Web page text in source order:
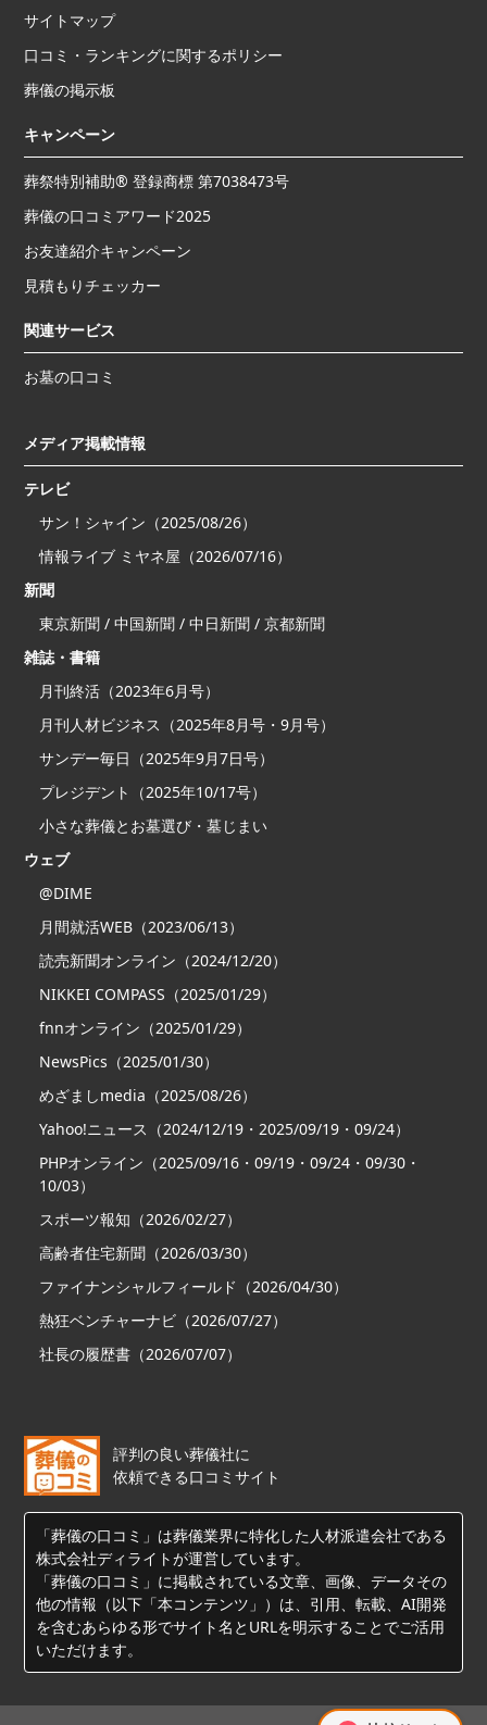
サイトマップ
口コミ・ランキングに関するポリシー
葬儀の掲示板
キャンペーン
葬祭特別補助® 登録商標 第7038473号
葬儀の口コミアワード2025
お友達紹介キャンペーン
見積もりチェッカー
関連サービス
お墓の口コミ
メディア掲載情報
テレビ
サン！シャイン（2025/08/26）
情報ライブ ミヤネ屋（2026/07/16）
新聞
東京新聞 / 中国新聞 / 中日新聞 / 京都新聞
雑誌・書籍
月刊終活（2023年6月号）
月刊人材ビジネス（2025年8月号・9月号）
サンデー毎日（2025年9月7日号）
プレジデント（2025年10/17号）
小さな葬儀とお墓選び・墓じまい
ウェブ
@DIME
月間就活WEB（2023/06/13）
読売新聞オンライン（2024/12/20）
NIKKEI COMPASS（2025/01/29）
fnnオンライン（2025/01/29）
NewsPics（2025/01/30）
めざましmedia（2025/08/26）
Yahoo!ニュース（2024/12/19・2025/09/19・09/24）
PHPオンライン（2025/09/16・09/19・09/24・09/30・
10/03）
スポーツ報知（2026/02/27）
高齢者住宅新聞（2026/03/30）
ファイナンシャルフィールド（2026/04/30）
熱狂ベンチャーナビ（2026/07/27）
社長の履歴書（2026/07/07）
評判の良い葬儀社に
依頼できる口コミサイト
「葬儀の口コミ」は葬儀業界に特化した人材派遣会社である
株式会社ディライトが運営しています。
「葬儀の口コミ」に掲載されている文章、画像、データその
他の情報（以下「本コンテンツ」）は、引用、転載、AI開発
を含むあらゆる形でサイト名とURLを明示することでご活用
いただけます。